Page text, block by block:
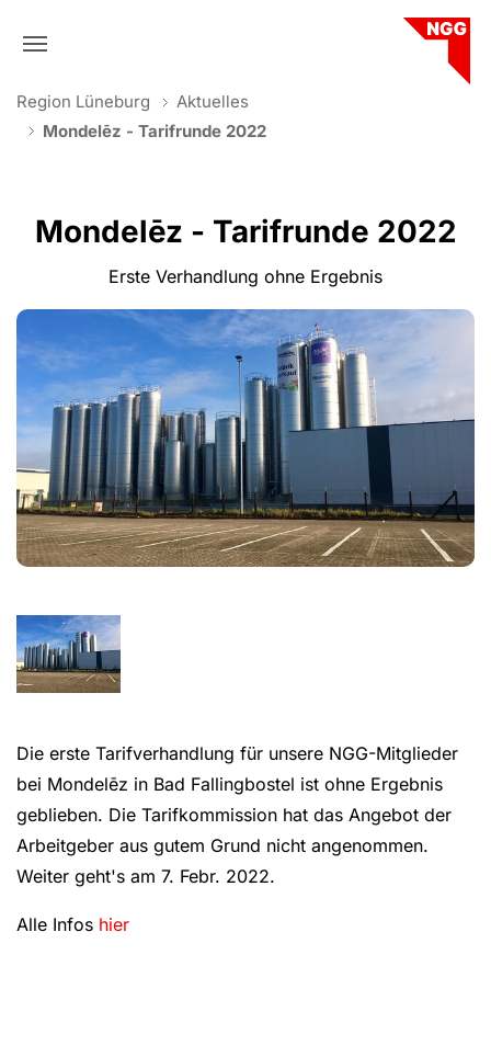
You are here:
Region Lüneburg
Aktuelles
Mondelēz - Tarifrunde 2022
Mondelēz - Tarifrunde 2022
Erste Verhandlung ohne Ergebnis
Die erste Tarifverhandlung für unsere NGG-Mitglieder
bei Mondelēz in Bad Fallingbostel ist ohne Ergebnis
geblieben. Die Tarifkommission hat das Angebot der
Arbeitgeber aus gutem Grund nicht angenommen.
Weiter geht's am 7. Febr. 2022.
Alle Infos hier